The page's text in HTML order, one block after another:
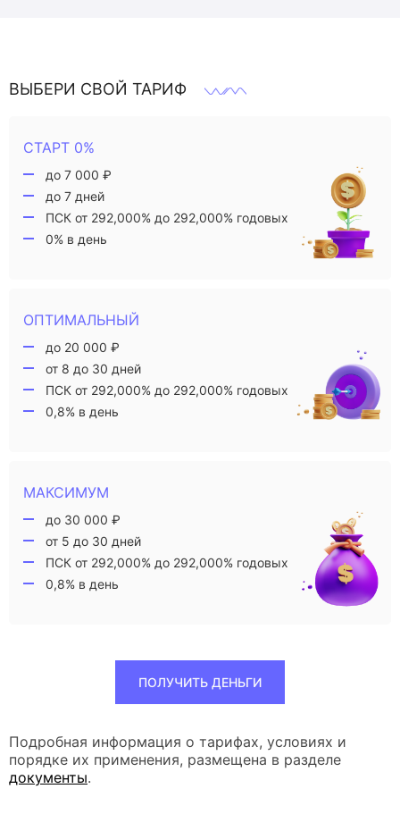
ВЫБЕРИ СВОЙ ТАРИФ
СТАРТ 0%
до 7 000 ₽
до 7 дней
ПСК от 292,000% до 292,000% годовых
0% в день
ОПТИМАЛЬНЫЙ
до 20 000 ₽
от 8 до 30 дней
ПСК от 292,000% до 292,000% годовых
0,8% в день
МАКСИМУМ
до 30 000 ₽
от 5 до 30 дней
ПСК от 292,000% до 292,000% годовых
0,8% в день
ПОЛУЧИТЬ ДЕНЬГИ
Подробная информация о тарифах, условиях и
порядке их применения, размещена в разделе
документы.